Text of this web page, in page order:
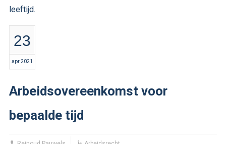
leeftijd.
23
apr 2021
Arbeidsovereenkomst voor
bepaalde tijd